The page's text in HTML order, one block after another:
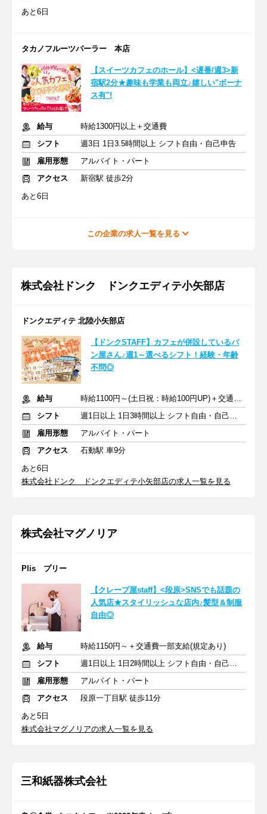
あと6日
タカノフルーツパーラー 本店
【スイーツカフェのホール】<遅番/週3>新
宿駅2分★趣味も学業も両立♪嬉しい"ボーナ
ス有"!
給与
時給1300円以上＋交通費
シフト
週3日 1日3.5時間以上 シフト自由・自己申告
雇用形態
アルバイト・パート
アクセス
新宿駅 徒歩2分
あと6日
この企業の求人一覧を見る
株式会社ドンク ドンクエディテ小矢部店
ドンクエディテ 北陸小矢部店
【ドンクSTAFF】カフェが併設しているパ
ン屋さん♪週1～選べるシフト！経験・年齢
不問◎
給与
時給1100円～(土日祝：時給100円UP)＋交通費別途規定支給
シフト
週1日以上 1日3時間以上 シフト自由・自己申告
雇用形態
アルバイト・パート
アクセス
石動駅 車9分
あと6日
株式会社ドンク ドンクエディテ小矢部店の求人一覧を見る
株式会社マグノリア
Plis プリー
【クレープ屋staff】<段原>SNSでも話題の
人気店★スタイリッシュな店内♪髪型＆制服
自由◎
給与
時給1150円～＋交通費一部支給(規定あり)
シフト
週1日以上 1日2時間以上 シフト自由・自己申告
雇用形態
アルバイト・パート
アクセス
段原一丁目駅 徒歩11分
あと5日
株式会社マグノリアの求人一覧を見る
三和紙器株式会社